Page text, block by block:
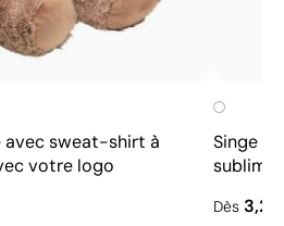
avec sweat-shirt à
votre logo
Singe
Dès 3,21